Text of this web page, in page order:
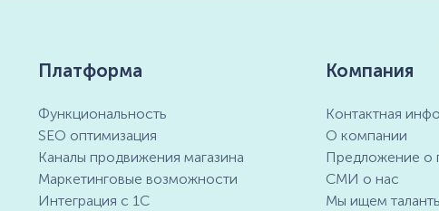
Платформа
Функциональность
SEO оптимизация
Каналы продвижения магазина
Маркетинговые возможности
Интеграция с 1С
Компания
Контактная
О компании
Предложение о
СМИ о нас
Мы ищем